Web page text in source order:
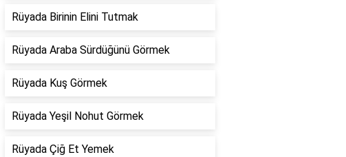
Rüyada Birinin Elini Tutmak
Rüyada Araba Sürdüğünü Görmek
Rüyada Kuş Görmek
Rüyada Yeşil Nohut Görmek
Rüyada Çiğ Et Yemek